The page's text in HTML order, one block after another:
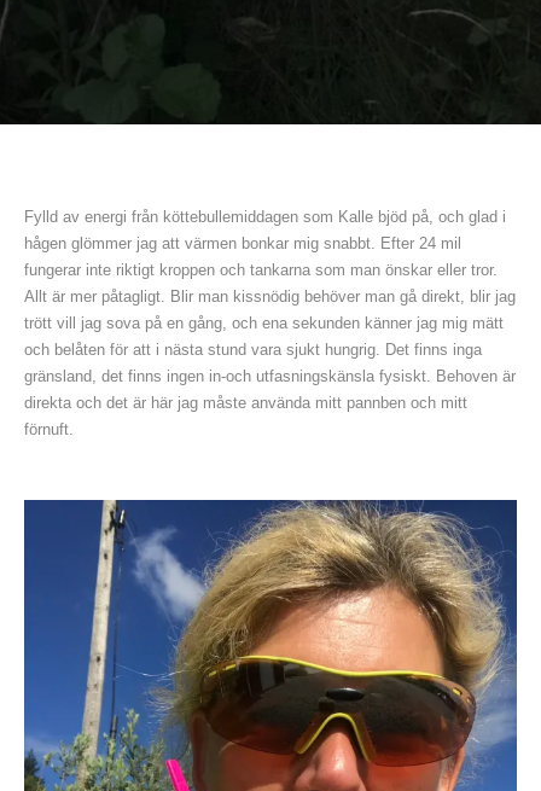
Fylld av energi från köttebullemiddagen som Kalle bjöd på, och glad i
hågen glömmer jag att värmen bonkar mig snabbt. Efter 24 mil
fungerar inte riktigt kroppen och tankarna som man önskar eller tror.
Allt är mer påtagligt. Blir man kissnödig behöver man gå direkt, blir jag
trött vill jag sova på en gång, och ena sekunden känner jag mig mätt
och belåten för att i nästa stund vara sjukt hungrig. Det finns inga
gränsland, det finns ingen in-och utfasningskänsla fysiskt. Behoven är
direkta och det är här jag måste använda mitt pannben och mitt
förnuft.